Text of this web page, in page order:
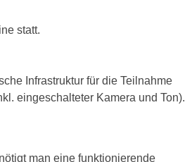
statt.
Infrastruktur für die Teilnahme
eingeschalteter Kamera und Ton).
man eine funktionierende